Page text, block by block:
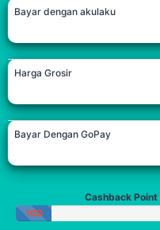
Bayar dengan akulaku
Harga Grosir
Bayar Dengan GoPay
Cashback
100